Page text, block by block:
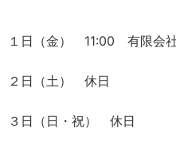
１日（金） 11:00 有限会
２日（土） 休日
３日（日・祝） 休日